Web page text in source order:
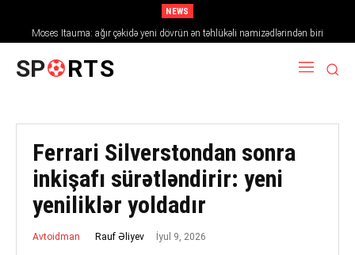
NEWS
Moses Itauma: ağır çəkidə yeni dövrün ən təhlükəli namizədlərindən biri
SP RTS
Ferrari Silverstondan sonra
inkişafı sürətləndirir: yeni
yeniliklər yoldadır
Avtoidman Rauf Əliyev İyul 9, 2026